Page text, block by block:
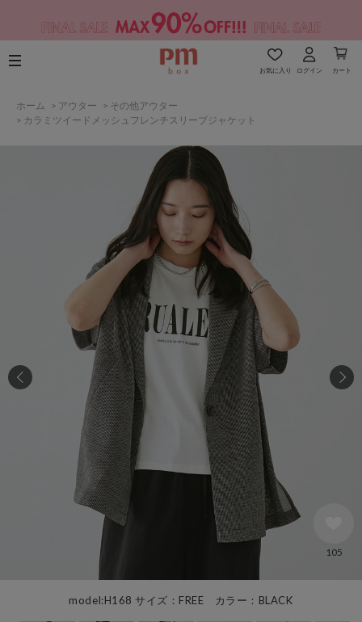
お気に入り ログイン カート
ホーム > アウター > その他アウター
> カラミツイードメッシュフレンチスリーブジャケット
model:H168 サイズ：FREE カラー：BLACK
105